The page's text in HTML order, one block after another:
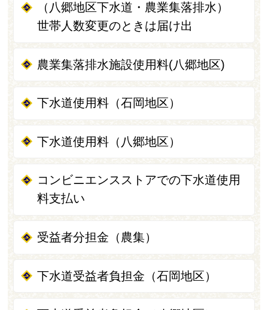
（八郷地区下水道・農業集落排水）
世帯人数変更のときは届け出
農業集落排水施設使用料(八郷地区)
下水道使用料（石岡地区）
下水道使用料（八郷地区）
コンビニエンスストアでの下水道使用
料支払い
受益者分担金（農集）
下水道受益者負担金（石岡地区）